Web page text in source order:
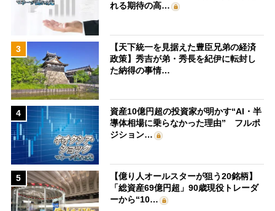
れる期待の高…
3
【天下統一を見据えた豊臣兄弟の経済
政策】秀吉が弟・秀長を紀伊に転封し
た納得の事情…
4
資産10億円超の投資家が明かす“AI・半
導体相場に乗らなかった理由” フルポ
ジション…
5
【億り人オールスターが狙う20銘柄】
「総資産69億円超」90歳現役トレーダ
ーから“10…